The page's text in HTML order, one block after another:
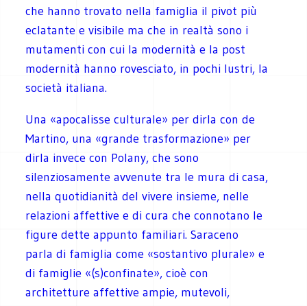
che hanno trovato nella famiglia il pivot più
eclatante e visibile ma che in realtà sono i
mutamenti con cui la modernità e la post
modernità hanno rovesciato, in pochi lustri, la
società italiana.
Una «apocalisse culturale» per dirla con de
Martino, una «grande trasformazione» per
dirla invece con Polany, che sono
silenziosamente avvenute tra le mura di casa,
nella quotidianità del vivere insieme, nelle
relazioni affettive e di cura che connotano le
figure dette appunto familiari. Saraceno
parla di famiglia come «sostantivo plurale» e
di famiglie «(s)confinate», cioè con
architetture affettive ampie, mutevoli,